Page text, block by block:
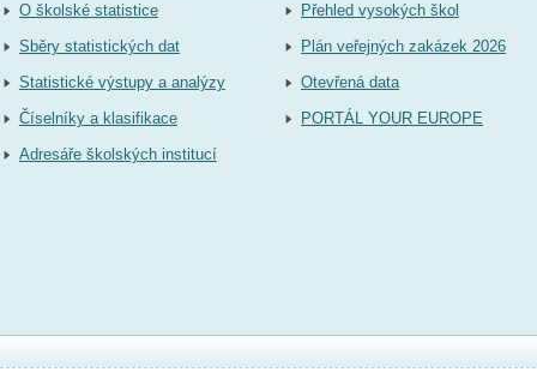
O školské statistice
Sběry statistických dat
Statistické výstupy a analýzy
Číselníky a klasifikace
Adresáře školských institucí
Přehled vysokých škol
Plán veřejných zakázek 2026
Otevřená data
PORTÁL YOUR EUROPE